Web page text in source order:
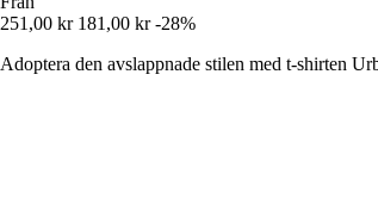
251,00 kr 181,00 kr -28%
Adoptera den avslappnade stilen med t-shirten